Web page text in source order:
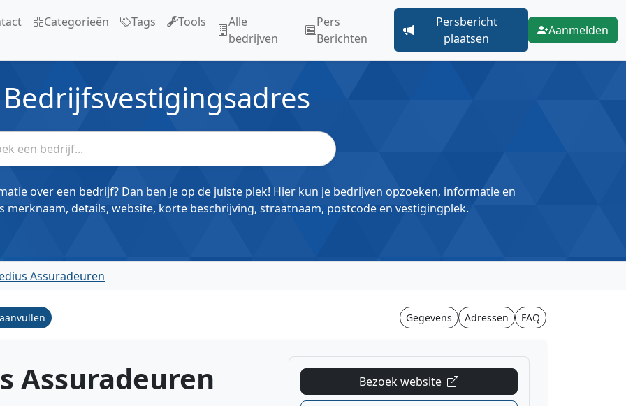
Categorieën Tags Tools
Alle
bedrijven
Pers
Berichten
Persbericht
plaatsen
Aanmelden
Bedrijfsvestigingsadres
over een bedrijf? Dan ben je op de juiste plek! Hier kun je bedrijven opzoeken, informatie en
merknaam, details, website, korte beschrijving, straatnaam, postcode en vestigingplek.
Assuradeuren
Gegevens Adressen FAQ
Assuradeuren Bezoek website